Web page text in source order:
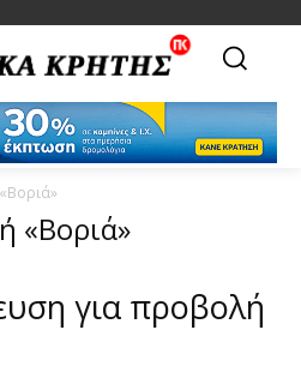
«Βοριά»
για προβολή